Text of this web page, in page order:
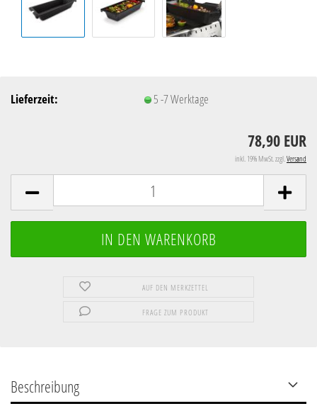
Lieferzeit: 5 -7 Werktage
78,90 EUR
inkl. 19% MwSt. zzgl.Versand
AUF DEN MERKZETTEL
FRAGE ZUM PRODUKT
Beschreibung